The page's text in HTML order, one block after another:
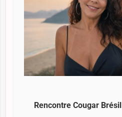
Rencontre Cougar Brésil